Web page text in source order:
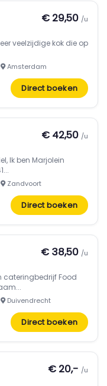
€ 29,50 /u
veelzijdige kok die op
Amsterdam
Direct boeken
€ 42,50 /u
Ik ben Marjolein
Zandvoort
Direct boeken
€ 38,50 /u
cateringbedrijf Food
Duivendrecht
Direct boeken
€ 20,- /u